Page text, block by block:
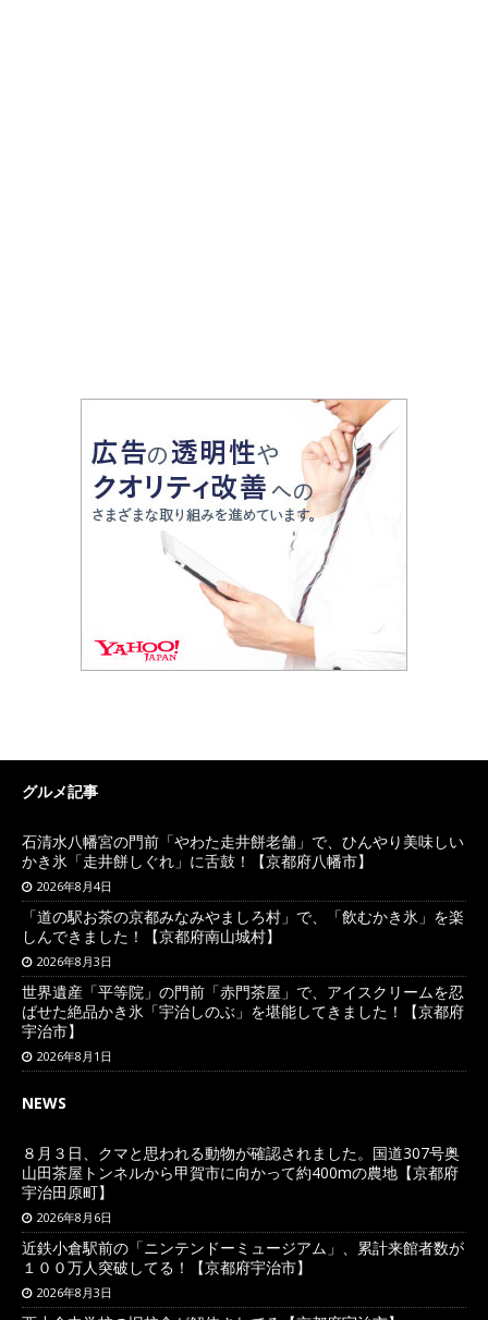
グルメ記事
石清水八幡宮の門前「やわた走井餅老舗」で、ひんやり美味しい
かき氷「走井餅しぐれ」に舌鼓！【京都府八幡市】
2026年8月4日
「道の駅お茶の京都みなみやましろ村」で、「飲むかき氷」を楽
しんできました！【京都府南山城村】
2026年8月3日
世界遺産「平等院」の門前「赤門茶屋」で、アイスクリームを忍
ばせた絶品かき氷「宇治しのぶ」を堪能してきました！【京都府
宇治市】
2026年8月1日
NEWS
８月３日、クマと思われる動物が確認されました。国道307号奥
山田茶屋トンネルから甲賀市に向かって約400mの農地【京都府
宇治田原町】
2026年8月6日
近鉄小倉駅前の「ニンテンドーミュージアム」、累計来館者数が
１００万人突破してる！【京都府宇治市】
2026年8月3日